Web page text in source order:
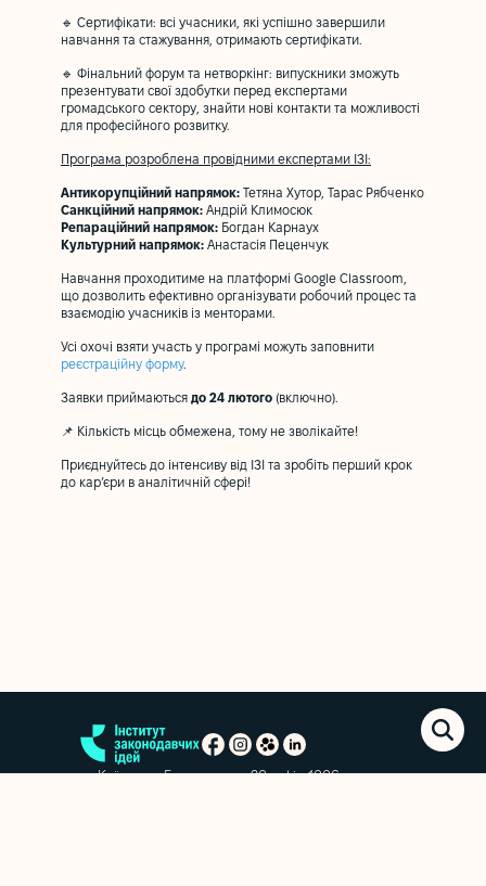
🔹 Сертифікати: всі учасники, які успішно завершили
навчання та стажування, отримають сертифікати.
🔹 Фінальний форум та нетворкінг: випускники зможуть
презентувати свої здобутки перед експертами
громадського сектору, знайти нові контакти та можливості
для професійного розвитку.
Програма розроблена провідними експертами ІЗІ:
Антикорупційний напрямок: Тетяна Хутор, Тарас Рябченко
Санкційний напрямок: Андрій Климосюк
Репараційний напрямок: Богдан Карнаух
Культурний напрямок: Анастасія Пеценчук
Навчання проходитиме на платформі Google Classroom,
що дозволить ефективно організувати робочий процес та
взаємодію учасників із менторами.
Усі охочі взяти участь у програмі можуть заповнити
реєстраційну форму.
Заявки приймаються до 24 лютого (включно).
📌 Кількість місць обмежена, тому не зволікайте!
Приєднуйтесь до інтенсиву від ІЗІ та зробіть перший крок
до кар’єри в аналітичній сфері!
м. Київ, вул. Еспланадна, 20, офіс 1006